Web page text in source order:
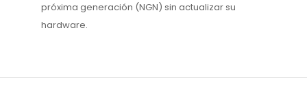
próxima generación (NGN) sin actualizar su
hardware.